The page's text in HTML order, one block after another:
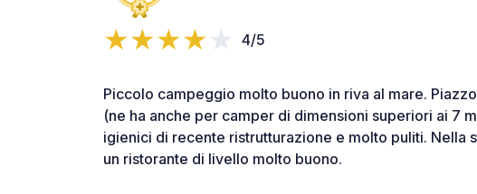
4/5
Piccolo campeggio molto buono in riva al mare.
(ne ha anche per camper di dimensioni superiori ai 7
igienici di recente ristrutturazione e molto puliti. Nella
un ristorante di livello molto buono.